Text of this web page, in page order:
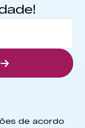
de acordo